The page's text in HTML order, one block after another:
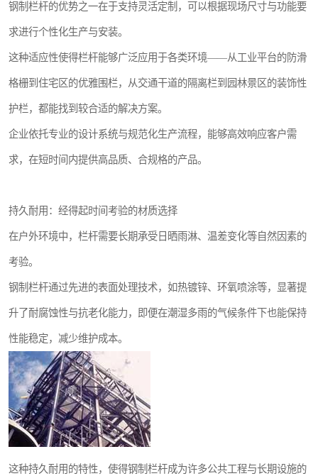
钢制栏杆的优势之一在于支持灵活定制，可以根据现场尺寸与功能要
求进行个性化生产与安装。
这种适应性使得栏杆能够广泛应用于各类环境——从工业平台的防滑
格栅到住宅区的优雅围栏，从交通干道的隔离栏到园林景区的装饰性
护栏，都能找到较合适的解决方案。
企业依托专业的设计系统与规范化生产流程，能够高效响应客户需
求，在短时间内提供高品质、合规格的产品。
持久耐用：经得起时间考验的材质选择
在户外环境中，栏杆需要长期承受日晒雨淋、温差变化等自然因素的
考验。
钢制栏杆通过先进的表面处理技术，如热镀锌、环氧喷涂等，显著提
升了耐腐蚀性与抗老化能力，即便在潮湿多雨的气候条件下也能保持
性能稳定，减少维护成本。
这种持久耐用的特性，使得钢制栏杆成为许多公共工程与长期设施的